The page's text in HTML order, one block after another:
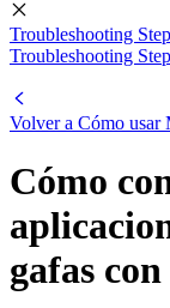
Troubleshooting
Troubleshooting
Volver a Cómo usar
Cómo
gafas